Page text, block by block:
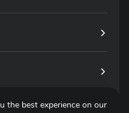
the best experience on our